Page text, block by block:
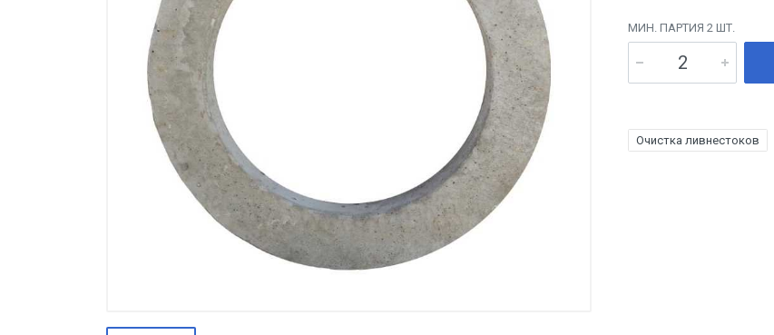
МИН. ПАРТИЯ 2 ШТ.
Очистка ливнестоков